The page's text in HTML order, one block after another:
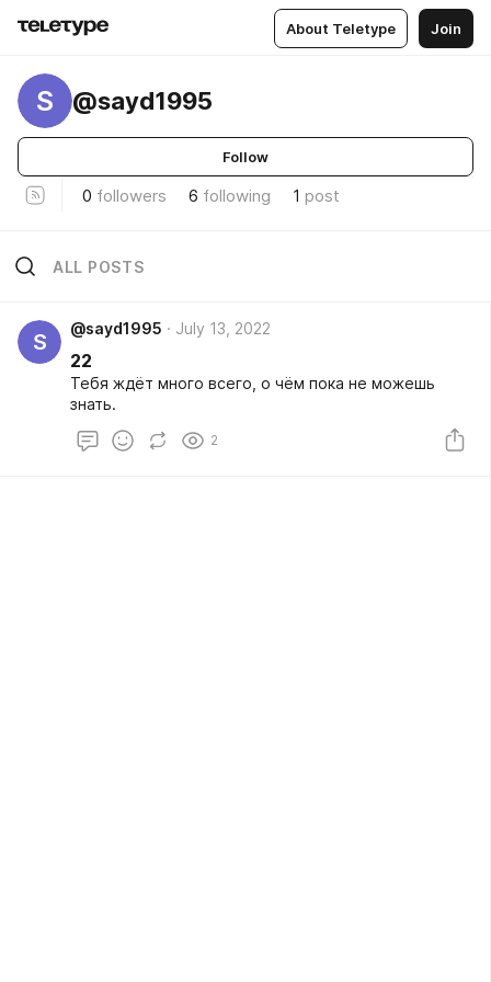
About Teletype Join
S @sayd1995
Follow
0 followers 6 following 1 post
ALL POSTS
S
@sayd1995 July 13, 2022
22
Тебя ждёт много всего, о чём пока не можешь
знать.
2